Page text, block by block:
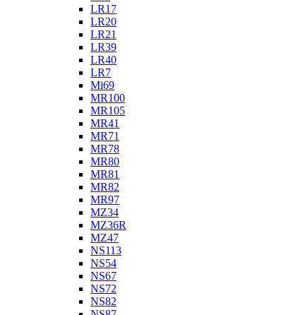
LR17
LR20
LR21
LR39
LR40
LR7
Mi69
MR100
MR105
MR41
MR71
MR78
MR80
MR81
MR82
MR97
MZ34
MZ36R
MZ47
NS113
NS54
NS67
NS72
NS82